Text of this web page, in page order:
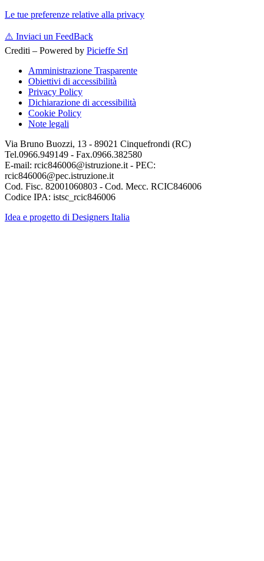
Le tue preferenze relative alla privacy
⚠️ Inviaci un FeedBack
Crediti – Powered by Picieffe Srl
Amministrazione Trasparente
Obiettivi di accessibilità
Privacy Policy
Dichiarazione di accessibilità
Cookie Policy
Note legali
Via Bruno Buozzi, 13 - 89021 Cinquefrondi (RC)
Tel.0966.949149 - Fax.0966.382580
E-mail: rcic846006@istruzione.it - PEC:
rcic846006@pec.istruzione.it
Cod. Fisc. 82001060803 - Cod. Mecc. RCIC846006
Codice IPA: istsc_rcic846006
Idea e progetto di Designers Italia